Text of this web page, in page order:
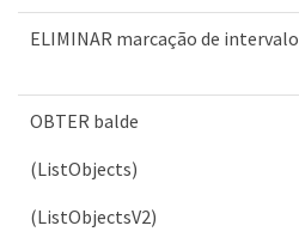
ELIMINAR marcação de intervalo
OBTER balde
(ListObjects)
(ListObjectsV2)